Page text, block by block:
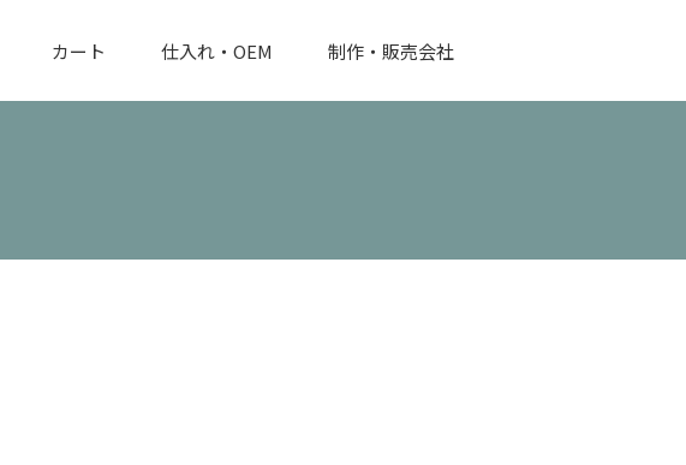
カート 仕入れ・OEM 制作・販売会社